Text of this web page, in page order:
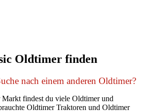
Oldtimer finden
nach einem anderen Oldtimer?
findest du viele Oldtimer und
Oldtimer Traktoren und Oldtimer